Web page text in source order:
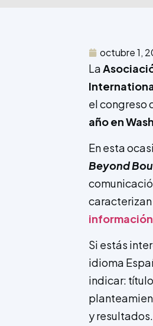
octubre 1,
La
el congreso
año en
En esta
Beyond
información
Si estás
idioma
indicar:
y